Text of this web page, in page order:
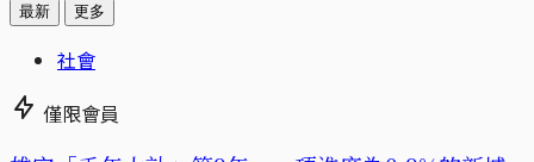
最新 更多
社會
僅限會員